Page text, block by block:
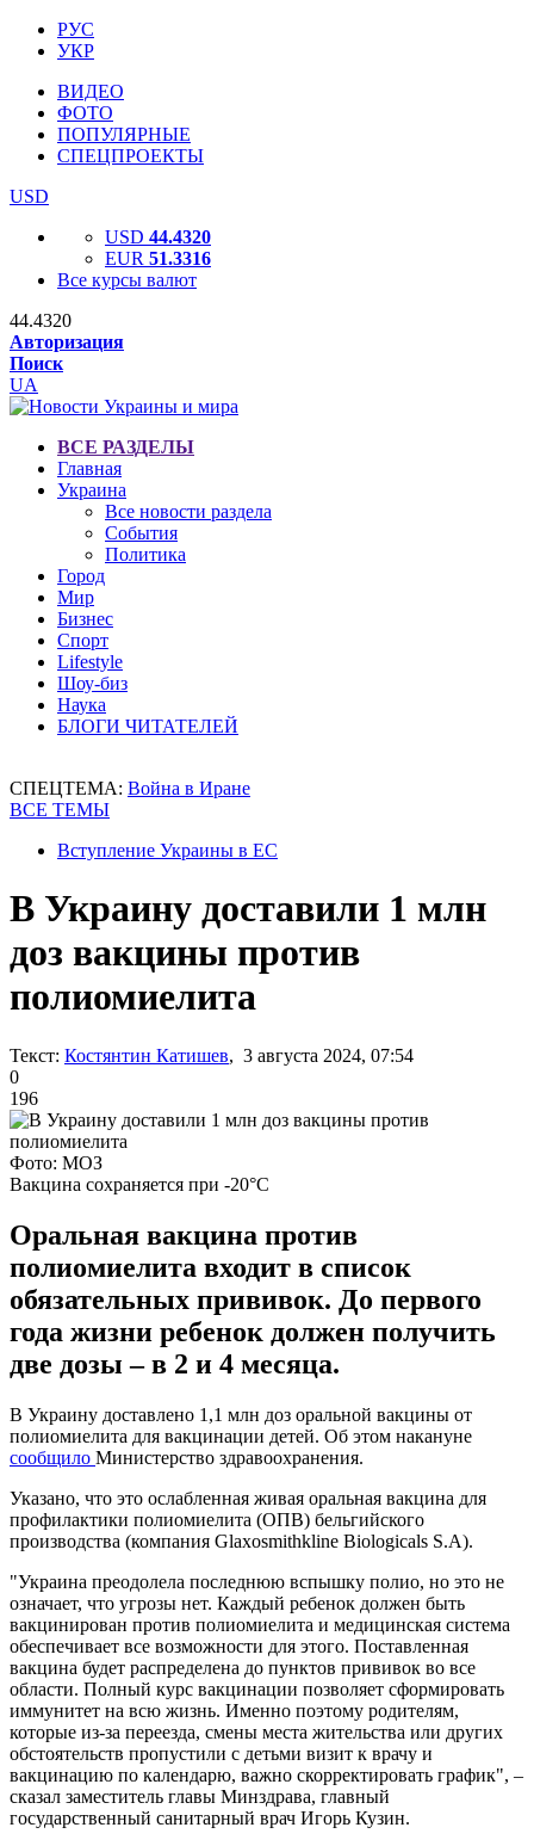
РУС
УКР
ВИДЕО
ФОТО
ПОПУЛЯРНЫЕ
СПЕЦПРОЕКТЫ
USD
USD 44.4320
EUR 51.3316
Все курсы валют
44.4320
Авторизация
Поиск
UA
ВСЕ РАЗДЕЛЫ
Главная
Украина
Все новости раздела
События
Политика
Город
Мир
Бизнес
Спорт
Lifestyle
Шоу-биз
Наука
БЛОГИ ЧИТАТЕЛЕЙ
СПЕЦТЕМА: Война в Иране
ВСЕ ТЕМЫ
Вступление Украины в ЕС
В Украину доставили 1 млн
доз вакцины против
полиомиелита
Текст: Костянтин Катишев, 3 августа 2024, 07:54
0
196
Фото: МОЗ
Вакцина сохраняется при -20°C
Оральная вакцина против
полиомиелита входит в список
обязательных прививок. До первого
года жизни ребенок должен получить
две дозы – в 2 и 4 месяца.
В Украину доставлено 1,1 млн доз оральной вакцины от
полиомиелита для вакцинации детей. Об этом накануне
сообщило Министерство здравоохранения.
Указано, что это ослабленная живая оральная вакцина для
профилактики полиомиелита (ОПВ) бельгийского
производства (компания Glaxosmithkline Biologicals S.A).
"Украина преодолела последнюю вспышку полио, но это не
означает, что угрозы нет. Каждый ребенок должен быть
вакцинирован против полиомиелита и медицинская система
обеспечивает все возможности для этого. Поставленная
вакцина будет распределена до пунктов прививок во все
области. Полный курс вакцинации позволяет сформировать
иммунитет на всю жизнь. Именно поэтому родителям,
которые из-за переезда, смены места жительства или других
обстоятельств пропустили с детьми визит к врачу и
вакцинацию по календарю, важно скорректировать график", –
сказал заместитель главы Минздрава, главный
государственный санитарный врач Игорь Кузин.